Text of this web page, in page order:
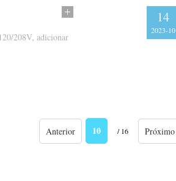
208V, adicionar
14
2023-10
Anterior 10 / 16 Próximo